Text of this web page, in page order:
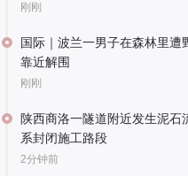
刚刚
国际｜波兰一男子在森林里遭
靠近解围
刚刚
陕西商洛一隧道附近发生泥石
系封闭施工路段
2分钟前